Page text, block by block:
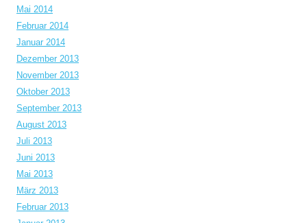
Mai 2014
Februar 2014
Januar 2014
Dezember 2013
November 2013
Oktober 2013
September 2013
August 2013
Juli 2013
Juni 2013
Mai 2013
März 2013
Februar 2013